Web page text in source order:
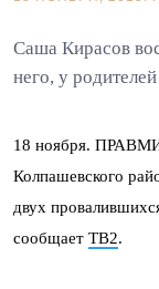
Саша Кирасов
него, у
18 ноября.
Колпашевского
двух
сообщает ТВ2.